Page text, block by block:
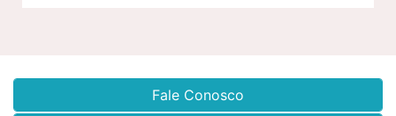
Fale Conosco